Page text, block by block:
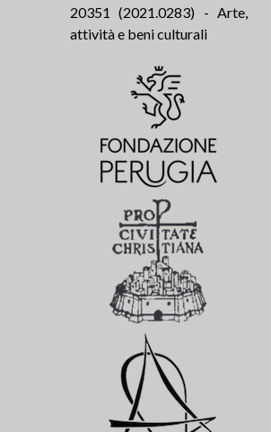
20351 (2021.0283) - Arte,
attività e beni culturali